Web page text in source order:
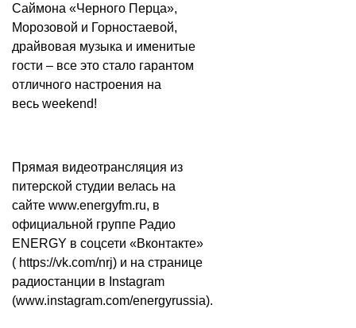
Саймона «Черного Перца»,
Морозовой и Горностаевой,
драйвовая музыка и именитые
гости – все это стало гарантом
отличного настроения на
весь weekend!
Прямая видеотрансляция из
питерской студии велась на
сайте www.energyfm.ru, в
официальной группе Радио
ENERGY в соцсети «Вконтакте»
( https://vk.com/nrj) и на странице
радиостанции в Instagram
(www.instagram.com/energyrussia).